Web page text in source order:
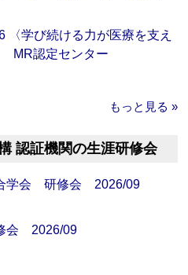
〈学び続ける力が医療を支え
MR認定センター
もっと見る »
認証機関の生涯研修会
学会 研修会 2026/09
会 2026/09